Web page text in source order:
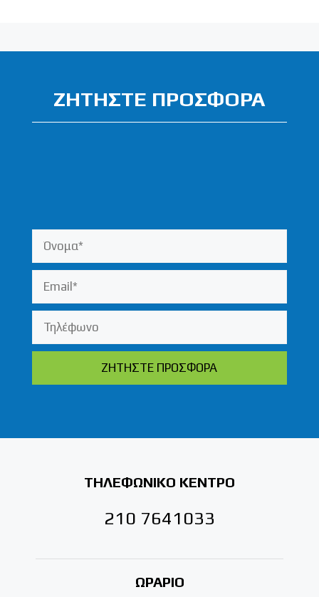
ΖΗΤΗΣΤΕ ΠΡΟΣΦΟΡΑ
ΤΗΛΕΦΩΝΙΚΟ ΚΕΝΤΡΟ
210 7641033
ΩΡΑΡΙΟ